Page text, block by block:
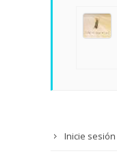
Inicie sesión